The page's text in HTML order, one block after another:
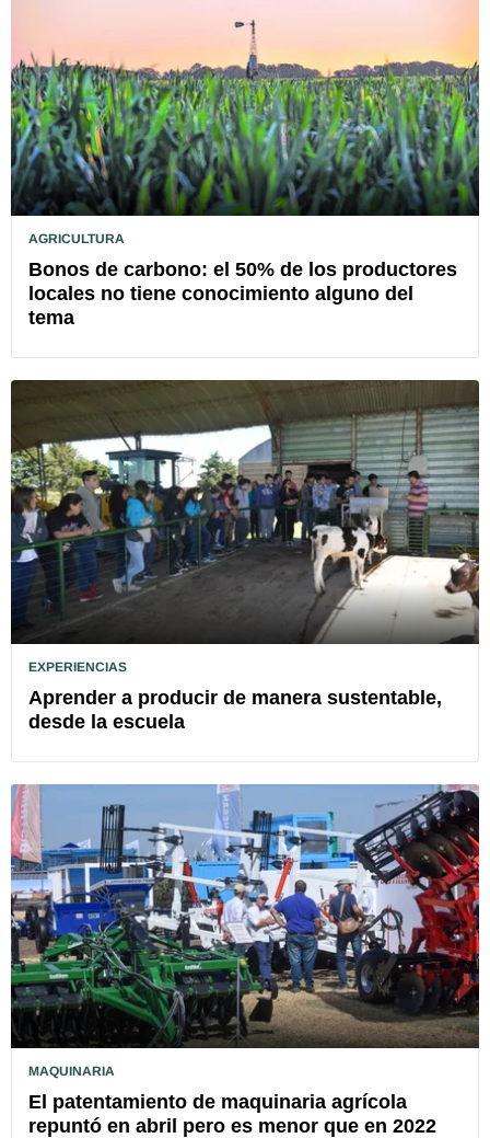
AGRICULTURA
Bonos de carbono: el 50% de los productores
locales no tiene conocimiento alguno del
tema
EXPERIENCIAS
Aprender a producir de manera sustentable,
desde la escuela
MAQUINARIA
El patentamiento de maquinaria agrícola
repuntó en abril pero es menor que en 2022